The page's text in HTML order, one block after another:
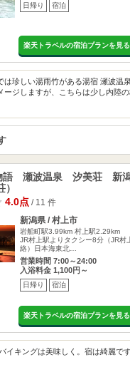
日帰り 宿泊
楽天トラベルの宿泊プランを見る
は珍しい湯雨竹がある湯宿 瀬波温
ージしますが、こちらは少し内陸
語 瀬波温泉 汐美荘 新
4.0点/ 11 件
新潟県 / 村上市
岩船町駅3.99km 村上駅2.29km
JR村上駅よりタクシー8分（JR
絡）日本海東北…
営業時間 7:00～24:00
入浴料金 1,100円～
日帰り 宿泊
楽天トラベルの宿泊プランを見る
イキングは美味しく。宿は綺麗で